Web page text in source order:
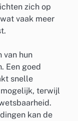
zich op
vaak meer
van hun
Een goed
snelle
terwijl
kan de